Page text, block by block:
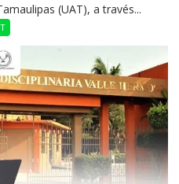
(UAT), a través...